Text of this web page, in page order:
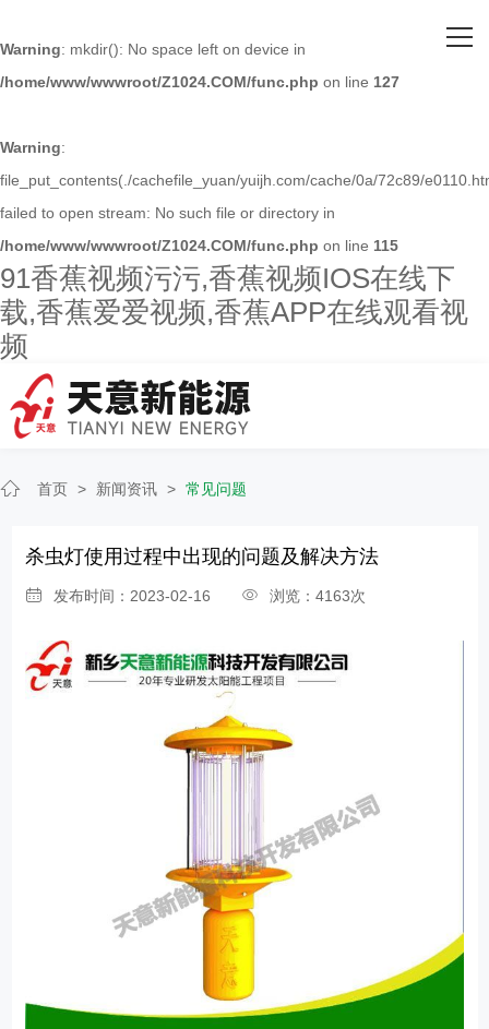
Warning: mkdir(): No space left on device in
/home/www/wwwroot/Z1024.COM/func.php on line 127
Warning:
file_put_contents(./cachefile_yuan/yuijh.com/cache/0a/72c89/
failed to open stream: No such file or directory in
/home/www/wwwroot/Z1024.COM/func.php on line 115
91香蕉视频污污,香蕉视频IOS在线下
载,香蕉爱爱视频,香蕉APP在线观看视
频
关于91香蕉视频污污
主营产品
人才招聘
新闻资讯
联系91香蕉视频污污
首页 > 新闻资讯 > 常见问题
杀虫灯使用过程中出现的问题及解决方法
发布时间：2023-02-16 浏览：4163次